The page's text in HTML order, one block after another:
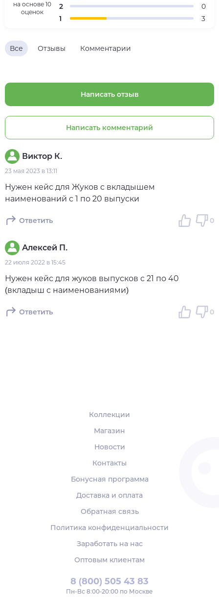
Все Отзывы Комментарии
Написать отзыв
Написать комментарий
Виктор К.
23 мая 2023 в 13:11
Нужен кейс для Жуков с вкладышем
наименований с 1 по 20 выпуски
Ответить 0
Алексей П.
22 июля 2022 в 15:45
Нужен кейс для жуков выпусков с 21 по 40
(вкладыш с наименованиями)
Ответить 0
на основе 10
оценок
2
0
1
3
8 (800) 505 43 83
Пн‑Вс 8:00-20:00 по Москве
Коллекции
Магазин
Новости
Контакты
Бонусная программа
Доставка и оплата
Обратная связь
Политика конфиденциальности
Заработать на нас
Оптовым клиентам